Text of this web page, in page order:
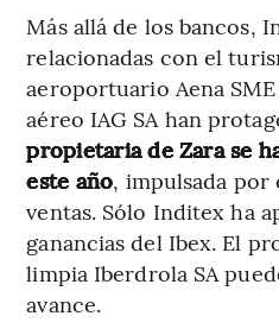
Más allá de los bancos,
relacionadas con el
aeroportuario Aena
aéreo IAG SA han
propietaria de Zara se
este año, impulsada por
ventas. Sólo Inditex ha
ganancias del Ibex. El
limpia Iberdrola SA
avance.